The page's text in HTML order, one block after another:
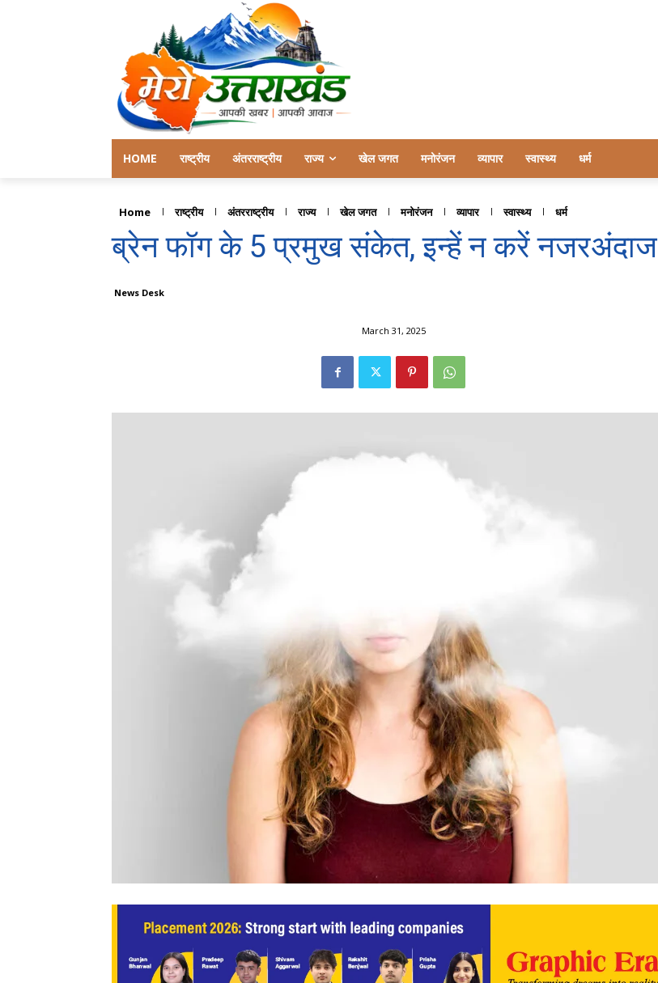
HOME राष्ट्रीय अंतरराष्ट्रीय राज्य खेल जगत मनोरंजन व्यापार स्वास्थ्य धर्म
Home राष्ट्रीय अंतरराष्ट्रीय राज्य खेल जगत मनोरंजन व्यापार स्वास्थ्य धर्म
ब्रेन फॉग के 5 प्रमुख संकेत, इन्हें न करें नजरअंदाज
News Desk
March 31, 2025